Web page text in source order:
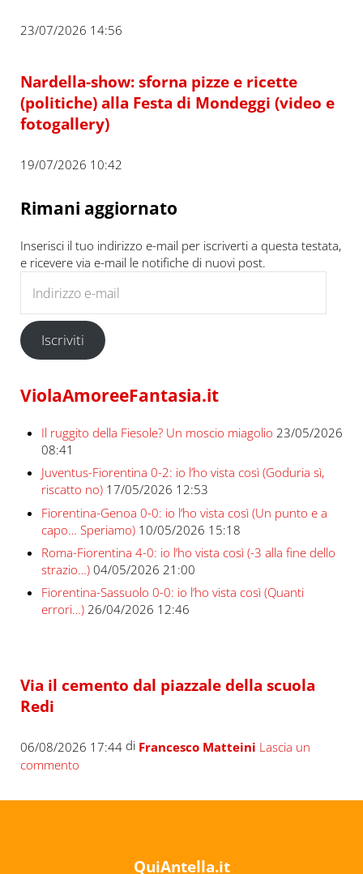
23/07/2026 14:56
Nardella-show: sforna pizze e ricette
(politiche) alla Festa di Mondeggi (video e
fotogallery)
19/07/2026 10:42
Rimani aggiornato
Inserisci il tuo indirizzo e-mail per iscriverti a questa testata,
e ricevere via e-mail le notifiche di nuovi post.
Iscriviti
ViolaAmoreeFantasia.it
Il ruggito della Fiesole? Un moscio miagolio 23/05/2026
08:41
Juventus-Fiorentina 0-2: io l’ho vista così (Goduria sì,
riscatto no) 17/05/2026 12:53
Fiorentina-Genoa 0-0: io l’ho vista così (Un punto e a
capo… Speriamo) 10/05/2026 15:18
Roma-Fiorentina 4-0: io l’ho vista così (-3 alla fine dello
strazio…) 04/05/2026 21:00
Fiorentina-Sassuolo 0-0: io l’ho vista così (Quanti
errori…) 26/04/2026 12:46
Via il cemento dal piazzale della scuola
Redi
06/08/2026 17:44di Francesco Matteini Lascia un
commento
QuiAntella.it